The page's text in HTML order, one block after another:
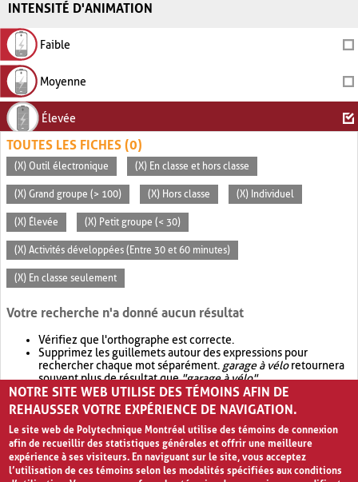
INTENSITÉ D'ANIMATION
Faible
Moyenne
Élevée
TOUTES LES FICHES (0)
(X) Outil électronique (X) En classe et hors classe
(X) Grand groupe (> 100) (X) Hors classe (X) Individuel
(X) Élevée (X) Petit groupe (< 30)
(X) Activités développées (Entre 30 et 60 minutes)
(X) En classe seulement
Votre recherche n'a donné aucun résultat
Vérifiez que l'orthographe est correcte.
Supprimez les guillemets autour des expressions pour
rechercher chaque mot séparément. garage à véloretournera
souvent plus de résultat que"garage à vélo".
Envisagez d'élargir votre recherche avec OR.garage OR vélo
retournera souvent plus de résultat quegarage à vélo
NOTRE SITE WEB UTILISE DES TÉMOINS AFIN DE
REHAUSSER VOTRE EXPÉRIENCE DE NAVIGATION.
Le site web de Polytechnique Montréal utilise des témoins de connexion
afin de recueillir des statistiques générales et offrir une meilleure
expérience à ses visiteurs. En naviguant sur le site, vous acceptez
l’utilisation de ces témoins selon les modalités spécifiées aux conditions